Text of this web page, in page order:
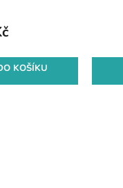
KOŠÍKU